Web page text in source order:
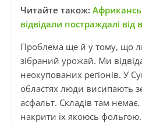
Читайте також:
відвідали постраждалі від
Проблема ще й у тому, що
зібраний урожай. Ми
неокупованих регіонів. У
областях люди висипають
асфальт. Складів там
накрити їх якоюсь